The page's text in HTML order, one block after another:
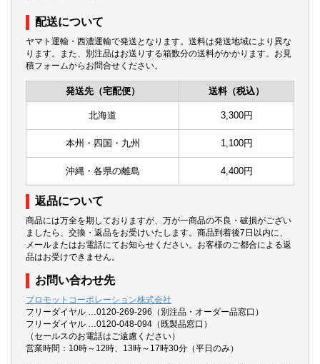
配送について
ヤマト運輸・西濃運輸で発送となります。送料は発送地域により異な
ります。また、別注品はお送りする箱数分の送料がかかります。お見
積フォームからお問合せください。
発送先（宅配便） 送料（税込）
北海道 3,300円
本州・四国・九州 1,100円
沖縄・各県の離島 4,400円
返品について
商品には万全を期しておりますが、万が一商品の不良・破損がござい
ましたら、交換・返品をお受けいたします。商品到着後7日以内に、
メールまたはお電話にてお知らせください。お客様のご都合による返
品はお受けできません。
お問い合わせ先
プロモットコーポレーション株式会社
フリーダイヤル …0120-269-296（別注品・オーダー品窓口）
フリーダイヤル …0120-048-094（既製品窓口）
（セールスのお電話はご遠慮ください）
営業時間：10時～12時、13時～17時30分（平日のみ）